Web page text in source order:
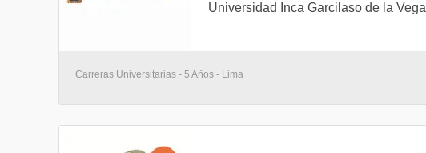
Universidad Inca Garcilaso de la Vega
Carreras Universitarias - 5 Años - Lima